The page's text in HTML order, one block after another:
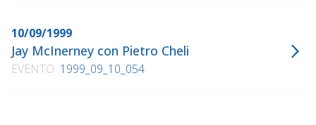
10/09/1999
Jay McInerney con Pietro Cheli
EVENTO 1999_09_10_054